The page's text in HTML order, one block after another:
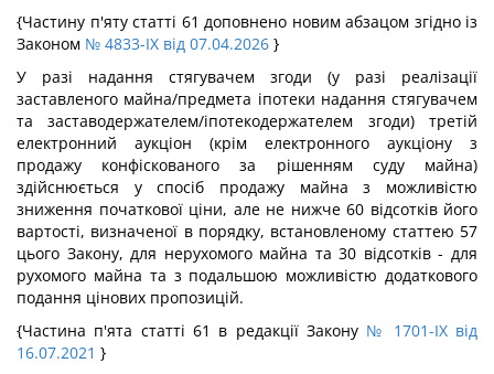
{Частину п'яту статті 61 доповнено новим абзацом згідно із
Законом № 4833-IX від 07.04.2026 }
У разі надання стягувачем згоди (у разі реалізації
заставленого майна/предмета іпотеки надання стягувачем
та заставодержателем/іпотекодержателем згоди) третій
електронний аукціон (крім електронного аукціону з
продажу конфіскованого за рішенням суду майна)
здійснюється у спосіб продажу майна з можливістю
зниження початкової ціни, але не нижче 60 відсотків його
вартості, визначеної в порядку, встановленому статтею 57
цього Закону, для нерухомого майна та 30 відсотків - для
рухомого майна та з подальшою можливістю додаткового
подання цінових пропозицій.
{Частина п'ята статті 61 в редакції Закону № 1701-IX від
16.07.2021 }